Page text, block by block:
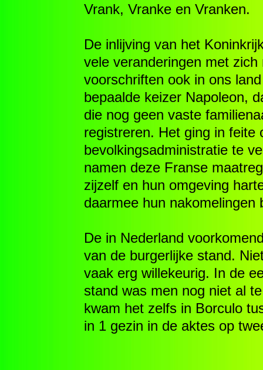
Vrank, Vranke en Vranken.
De inlijving van het
vele veranderingen met
voorschriften ook in ons
bepaalde keizer Napoleon,
die nog geen vaste
registreren. Het ging in feite
bevolkingsadministratie te
namen deze Franse
zijzelf en hun omgeving
daarmee hun nakomelingen
De in Nederland
van de burgerlijke stand.
vaak erg willekeurig. In de
stand was men nog niet al
kwam het zelfs in Borculo
in 1 gezin in de aktes op